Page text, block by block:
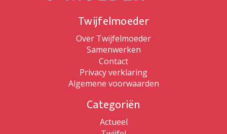
Twijfelmoeder
Over Twijfelmoeder
Samenwerken
Contact
Privacy verklaring
Algemene voorwaarden
Categoriën
Actueel